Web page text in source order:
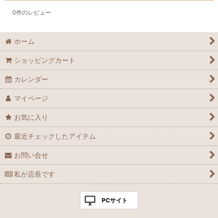
0件のレビュー
ホーム
ショッピングカート
カレンダー
マイページ
お気に入り
最近チェックしたアイテム
お問い合せ
私が店長です
PCサイト